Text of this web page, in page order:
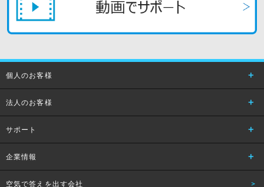
個人のお客様
法人のお客様
サポート
企業情報
空気で答えを出す会社